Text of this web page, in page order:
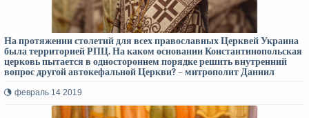
На протяжении столетий для всех православных Церквей Украина
была территорией РПЦ. На каком основании Константинопольская
церковь пытается в одностороннем порядке решить внутренний
вопрос другой автокефальной Церкви? – митрополит Даниил
февраль 14 2019